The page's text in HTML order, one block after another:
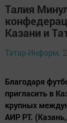
Талия
Казани и
Татар-Информ,
Благодаря
пригласить в
крупных
АИР РТ.